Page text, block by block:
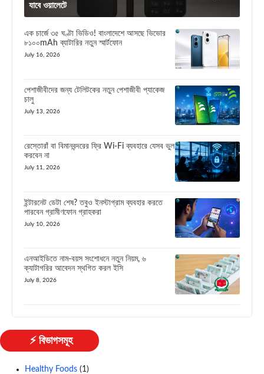
যাবে ওয়ালেটে
এক চার্জে ৩৫ ঘণ্টা ভিডিও! বাংলাদেশে আসছে ভিভোর
৮১০০mAh ব্যাটারির নতুন স্মার্টফোন
July 16, 2026
পেশাজীবীদের জন্য টেলিটকের নতুন পেশাজীবী প্যাকেজ
চালু
July 13, 2026
রেস্তোরাঁ বা বিমানবন্দরের ফ্রি Wi-Fi ব্যবহারে যেসব ভুল
করবেন না
July 11, 2026
ইন্টারনেট ডেটা শেষ? তবুও ইনস্টাগ্রাম ব্যবহার করতে
পারবেন গ্রামীণফোন গ্রাহকরা
July 10, 2026
এনআইডিতে নাম-বয়স সংশোধনে নতুন নিয়ম, ৬
ক্যাটাগরির আবেদন স্থগিত করল ইসি
July 8, 2026
⚡ বিভাগসমূহ
Healthy Foods (1)